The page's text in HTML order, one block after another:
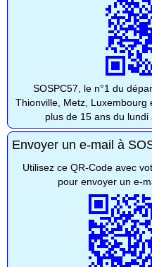
SOSPC57, le n°1 du
Thionville, Metz, Luxembourg
plus de 15 ans du
Envoyer un e-mail à
Utilisez ce QR-Code avec
pour envoyer un e-